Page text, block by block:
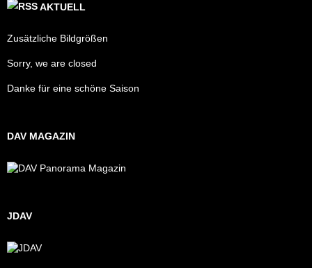
AKTUELL
Zusätzliche Bildgrößen
Sorry, we are closed
Danke für eine schöne Saison
DAV MAGAZIN
JDAV